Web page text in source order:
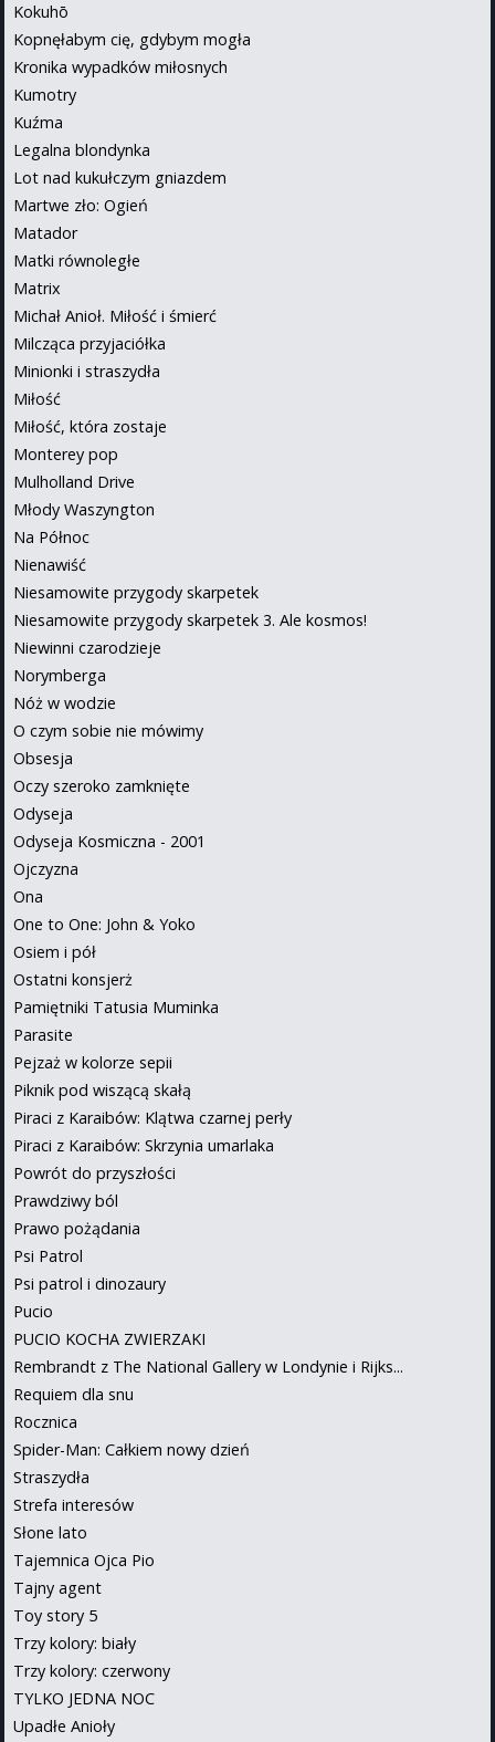
Kokuhō
Kopnęłabym cię, gdybym mogła
Kronika wypadków miłosnych
Kumotry
Kuźma
Legalna blondynka
Lot nad kukułczym gniazdem
Martwe zło: Ogień
Matador
Matki równoległe
Matrix
Michał Anioł. Miłość i śmierć
Milcząca przyjaciółka
Minionki i straszydła
Miłość
Miłość, która zostaje
Monterey pop
Mulholland Drive
Młody Waszyngton
Na Północ
Nienawiść
Niesamowite przygody skarpetek
Niesamowite przygody skarpetek 3. Ale kosmos!
Niewinni czarodzieje
Norymberga
Nóż w wodzie
O czym sobie nie mówimy
Obsesja
Oczy szeroko zamknięte
Odyseja
Odyseja Kosmiczna - 2001
Ojczyzna
Ona
One to One: John & Yoko
Osiem i pół
Ostatni konsjerż
Pamiętniki Tatusia Muminka
Parasite
Pejzaż w kolorze sepii
Piknik pod wiszącą skałą
Piraci z Karaibów: Klątwa czarnej perły
Piraci z Karaibów: Skrzynia umarlaka
Powrót do przyszłości
Prawdziwy ból
Prawo pożądania
Psi Patrol
Psi patrol i dinozaury
Pucio
PUCIO KOCHA ZWIERZAKI
Rembrandt z The National Gallery w Londynie i Rijks...
Requiem dla snu
Rocznica
Spider-Man: Całkiem nowy dzień
Straszydła
Strefa interesów
Słone lato
Tajemnica Ojca Pio
Tajny agent
Toy story 5
Trzy kolory: biały
Trzy kolory: czerwony
TYLKO JEDNA NOC
Upadłe Anioły